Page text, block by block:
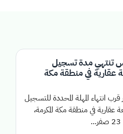
تنتهي مدة تسجيل
قطعة عقارية في منطقة مكة
قرب انتهاء المهلة المحددة للتسجيل
لـ (148) قطعة عقارية في منطقة مكة المكرمة،